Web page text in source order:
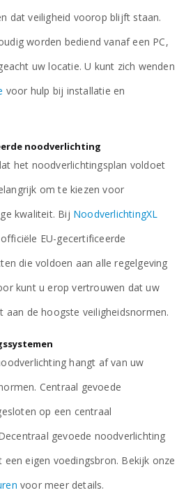
dat veiligheid voorop blijft staan.
worden bediend vanaf een PC,
uw locatie. U kunt zich wenden
voor hulp bij installatie en
noodverlichting
het noodverlichtingsplan voldoet
om te kiezen voor
kwaliteit. Bij NoodverlichtingXL
EU-gecertificeerde
die voldoen aan alle regelgeving
kunt u erop vertrouwen dat uw
aan de hoogste veiligheidsnormen.
hangt af van uw
Centraal gevoede
op een centraal
gevoede noodverlichting
eigen voedingsbron. Bekijk onze
voor meer details.